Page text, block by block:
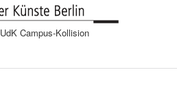
UdK Campus-Kollision